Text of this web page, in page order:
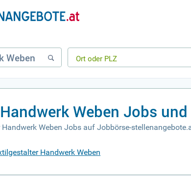
Weben Jobs
Weben Jobs auf Jobbörse-
Handwerk Weben